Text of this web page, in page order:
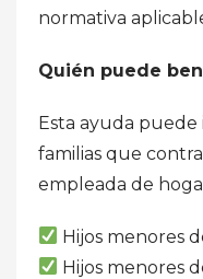
normativa
Quién puede
Esta ayuda
familias que
empleada de
Hijos menores
Hijos menores